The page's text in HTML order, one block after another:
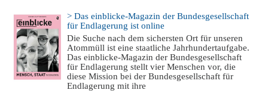
> Das einblicke-Magazin der Bundesgesellschaft
für Endlagerung ist online
Die Suche nach dem sichersten Ort für unseren
Atommüll ist eine staatliche Jahrhundertaufgabe.
Das einblicke-Magazin der Bundesgesellschaft
für Endlagerung stellt vier Menschen vor, die
diese Mission bei der Bundesgesellschaft für
Endlagerung mit ihre